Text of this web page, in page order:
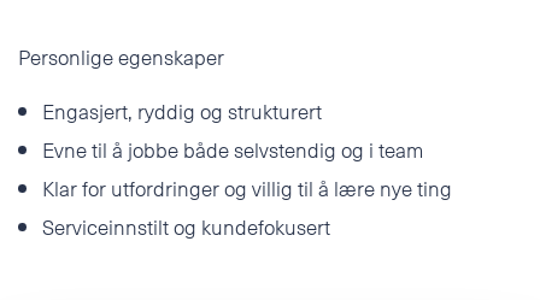
Personlige egenskaper
Engasjert, ryddig og strukturert
Evne til å jobbe både selvstendig og i team
Klar for utfordringer og villig til å lære nye ting
Serviceinnstilt og kundefokusert